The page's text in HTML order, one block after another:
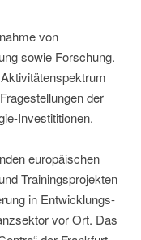
von
sowie Forschung.
der
Investititionen.
europäischen
Trainingsprojekten
in Entwicklungs-
vor Ort. Das